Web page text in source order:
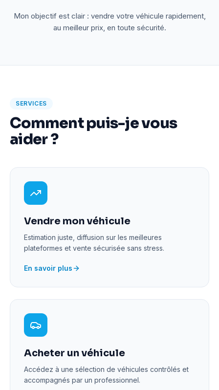
Mon objectif est clair : vendre votre véhicule rapidement,
au meilleur prix, en toute sécurité.
SERVICES
Comment puis-je vous
aider ?
Vendre mon véhicule
Estimation juste, diffusion sur les meilleures
plateformes et vente sécurisée sans stress.
En savoir plus
Acheter un véhicule
Accédez à une sélection de véhicules contrôlés et
accompagnés par un professionnel.